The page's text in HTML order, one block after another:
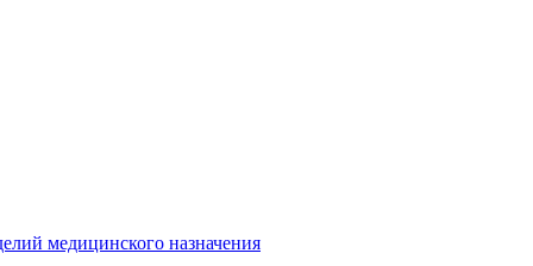
медицинского назначения